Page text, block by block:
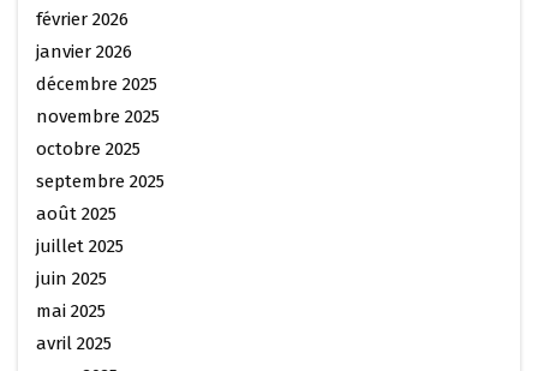
février 2026
janvier 2026
décembre 2025
novembre 2025
octobre 2025
septembre 2025
août 2025
juillet 2025
juin 2025
mai 2025
avril 2025